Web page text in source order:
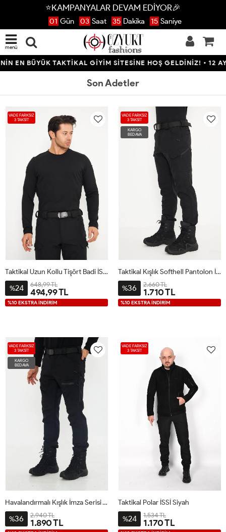
⭐KAMPANYALAR DEVAM EDİYOR🎉
01 Gün 03 Saat 35 Dakika 14 Saniye
menü
BÜYÜK TAKTİKAL GİYİM SİTESİNE HOŞ GELDİNİZ! • 12 AYA
Son Adetler
VADE FARKSIZ
3 TAKSİT
Taktikal Uzun Kollu Tişört Badi İSSİ Siyah
%24 648,99 TL
494,99 TL
%10 EKSTRA İNDİRİM
VADE FARKSIZ
3 TAKSİT
KARGO
BEDAVA
Taktikal Kışlık Softhell Pantolon İSSİ Siyah
%36 2.660 TL
1.710 TL
%10 EKSTRA İNDİRİM
VADE FARKSIZ
3 TAKSİT
KARGO
BEDAVA
Havalandırmalı Kışlık İmza Serisi Taktikal Pantolon Siyah
%36 2.940 TL
1.890 TL
VADE FARKSIZ
3 TAKSİT
Taktikal Polar İSSİ Siyah
%24 1.534 TL
1.170 TL